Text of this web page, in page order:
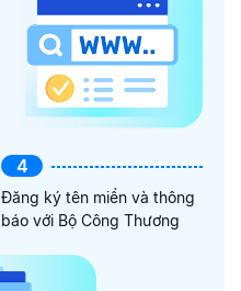
4
Đăng ký tên miền và thông
báo với Bộ Công Thương